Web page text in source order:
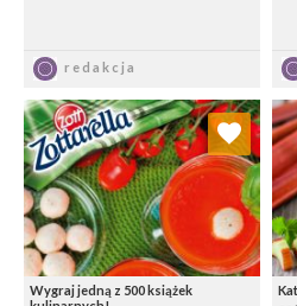
redakcja
Wygraj jedną z 500 książek
Dodaj do ulubionych
Wybierz listę: